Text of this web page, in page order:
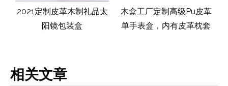
定制皮革木制礼品太
阳镜包装盒
木盒工厂定制高级Pu皮革
单手表盒，内有皮革枕套
木盒
尚品
相关文章